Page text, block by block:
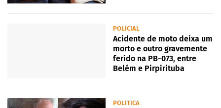
POLICIAL
Acidente de moto deixa um
morto e outro gravemente
ferido na PB-073, entre
Belém e Pirpirituba
POLITICA